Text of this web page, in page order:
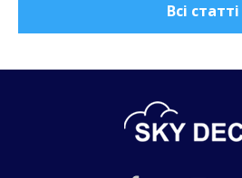
Всі статті